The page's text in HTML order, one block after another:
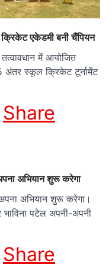
एकेडमी बनी चैंपियन
में आयोजित
अंतर स्कूल क्रिकेट टूर्नामेंट
LinkedIn
Share
अभियान शुरू करेगा
अभियान शुरू करेगा।
पटेल अपनी-अपनी
LinkedIn
Share